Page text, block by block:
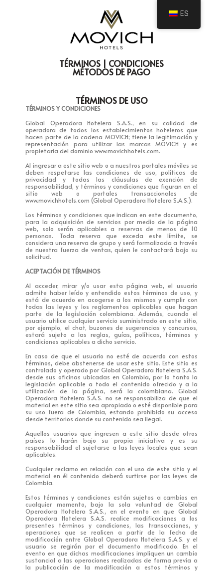
TÉRMINOS | CONDICIONES
MÉTODOS DE PAGO
TÉRMINOS DE USO
TÉRMINOS Y CONDICIONES
Global Operadora Hotelera S.A.S., en su calidad de
operadora de todos los establecimientos hoteleros que
hacen parte de la cadena MOVICH; tiene la legitimación y
representación para utilizar las marcas MOVICH y es
propietaria del dominio www.movichhotels.com.
Al ingresar a este sitio web o a nuestros portales móviles se
deben respetarse las condiciones de uso, políticas de
privacidad y todas las cláusulas de exención de
responsabilidad, y términos y condiciones que figuran en el
sitio web o portales transaccionales de
www.movichhotels.com (Global Operadora Hotelera S.A.S.).
Los términos y condiciones que indican en este documento,
para la adquisición de servicios por medio de la página
web, solo serán aplicables a reservas de menos de 10
personas. Toda reserva que exceda este límite, se
considera una reserva de grupo y será formalizada a través
de nuestra fuerza de ventas, quien le contactará bajo su
solicitud.
ACEPTACIÓN DE TÉRMINOS
Al acceder, mirar y/o usar esta página web, el usuario
admite haber leído y entendido estos términos de uso, y
está de acuerdo en acogerse a los mismos y cumplir con
todas las leyes y los reglamentos aplicables que hagan
parte de la legislación colombiana. Además, cuando el
usuario utilice cualquier servicio suministrado en este sitio,
por ejemplo, el chat, buzones de sugerencias y concursos,
estará sujeto a las reglas, guías, políticas, términos y
condiciones aplicables a dicho servicio.
En caso de que el usuario no esté de acuerdo con estos
términos, debe abstenerse de usar este sitio. Este sitio es
controlado y operado por Global Operadora Hotelera S.A.S.
desde sus oficinas ubicadas en Colombia, por lo tanto la
legislación aplicable a todo el contenido ofrecido y a la
utilización de la página, será la colombiana. Global
Operadora Hotelera S.A.S. no se responsabiliza de que el
material en este sitio sea apropiado o esté disponible para
su uso fuera de Colombia, estando prohibido su acceso
desde territorios donde su contenido sea ilegal.
Aquellos usuarios que ingresen a este sitio desde otros
países lo harán bajo su propia iniciativa y es su
responsabilidad el sujetarse a las leyes locales que sean
aplicables.
Cualquier reclamo en relación con el uso de este sitio y el
material en él contenido deberá surtirse por las leyes de
Colombia.
Estos términos y condiciones están sujetos a cambios en
cualquier momento, bajo la sola voluntad de Global
Operadora Hotelera S.A.S., en el evento en que Global
Operadora Hotelera S.A.S. realice modificaciones a los
presentes términos y condiciones, las transacciones, y
operaciones que se realicen a partir de la fecha de
modificación entre Global Operadora Hotelera S.A.S. y el
usuario se regirán por el documento modificado. En el
evento en que dichas modificaciones impliquen un cambio
sustancial a las operaciones realizadas de forma previa a
la publicación de la modificación a estos términos y
ES